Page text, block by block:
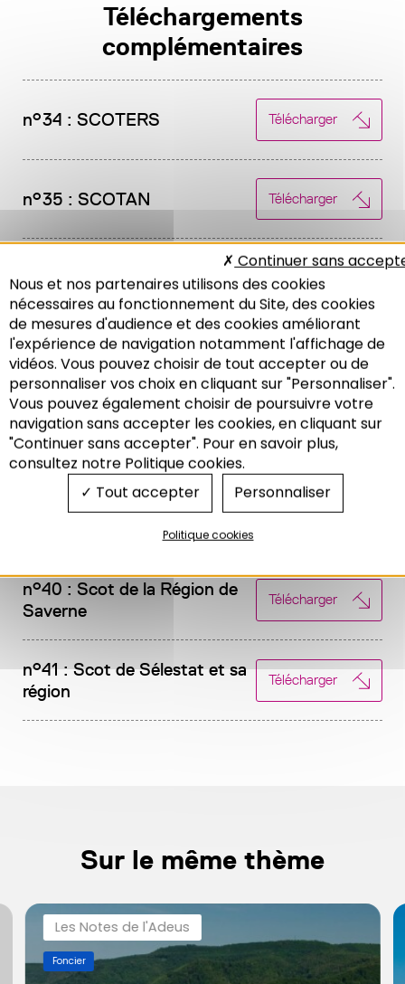
Recherche
Téléchargements
complémentaires
n°34 : SCOTERS Télécharger
n°35 : SCOTAN Télécharger
Bossue
Télécharger
n°37 : Scot de la Bande
Rhénane Nord
Télécharger
n°38 : Scot de la Bruche Télécharger
n°39 : Scot du Piémont des
Télécharger
n°40 : Scot de la Région de
Saverne
Télécharger
n°41 : Scot de Sélestat et sa
région
Télécharger
Sur le même thème
Les Notes de l'Adeus
Foncier
Nous et nos partenaires utilisons des cookies
nécessaires au fonctionnement du Site, des cookies
de mesures d'audience et des cookies améliorant
l'expérience de navigation notamment l'affichage de
vidéos. Vous pouvez choisir de tout accepter ou de
personnaliser vos choix en cliquant sur "Personnaliser".
Vous pouvez également choisir de poursuivre votre
navigation sans accepter les cookies, en cliquant sur
"Continuer sans accepter". Pour en savoir plus,
consultez notre Politique cookies.
Tout accepter
Continuer sans
Personnaliser
Politique cookies